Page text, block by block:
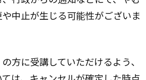
中止が生じる可能性がございま
方に受講していただけるよう、